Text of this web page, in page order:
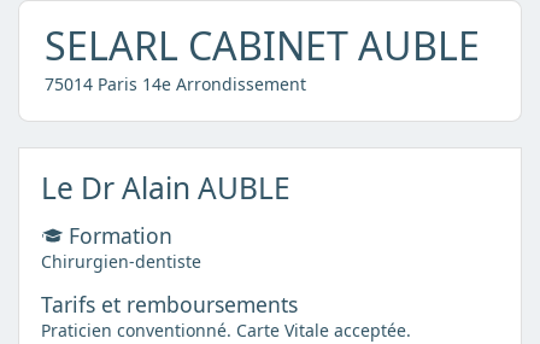
SELARL CABINET AUBLE
75014 Paris 14e Arrondissement
Le Dr Alain AUBLE
Formation
Chirurgien-dentiste
Tarifs et remboursements
Praticien conventionné. Carte Vitale acceptée.